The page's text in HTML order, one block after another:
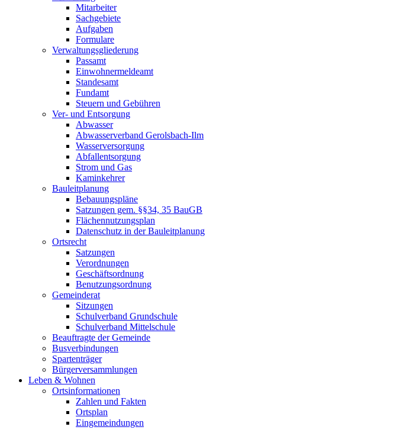
Mitarbeiter
Sachgebiete
Aufgaben
Formulare
Verwaltungsgliederung
Passamt
Einwohnermeldeamt
Standesamt
Fundamt
Steuern und Gebühren
Ver- und Entsorgung
Abwasser
Abwasserverband Gerolsbach-Ilm
Wasserversorgung
Abfallentsorgung
Strom und Gas
Kaminkehrer
Bauleitplanung
Bebauungspläne
Satzungen gem. §§34, 35 BauGB
Flächennutzungsplan
Datenschutz in der Bauleitplanung
Ortsrecht
Satzungen
Verordnungen
Geschäftsordnung
Benutzungsordnung
Gemeinderat
Sitzungen
Schulverband Grundschule
Schulverband Mittelschule
Beauftragte der Gemeinde
Busverbindungen
Spartenträger
Bürgerversammlungen
Leben & Wohnen
Ortsinformationen
Zahlen und Fakten
Ortsplan
Eingemeindungen